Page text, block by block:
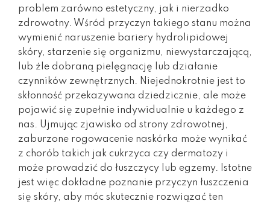
problem zarówno estetyczny, jak i nierzadko
zdrowotny. Wśród przyczyn takiego stanu można
wymienić naruszenie bariery hydrolipidowej
skóry, starzenie się organizmu, niewystarczającą,
lub źle dobraną pielęgnację lub działanie
czynników zewnętrznych. Niejednokrotnie jest to
skłonność przekazywana dziedzicznie, ale może
pojawić się zupełnie indywidualnie u każdego z
nas. Ujmując zjawisko od strony zdrowotnej,
zaburzone rogowacenie naskórka może wynikać
z chorób takich jak cukrzyca czy dermatozy i
może prowadzić do łuszczycy lub egzemy. Istotne
jest więc dokładne poznanie przyczyn łuszczenia
się skóry, aby móc skutecznie rozwiązać ten